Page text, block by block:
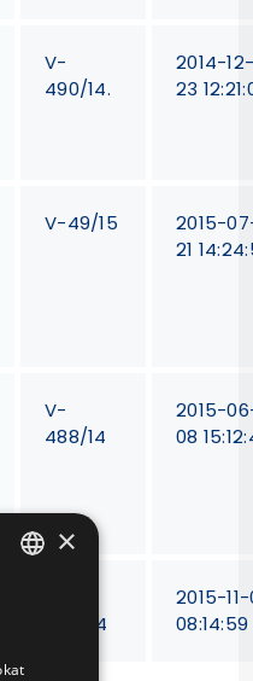
V-
490/14.
2014-
23
V-49/15
2015-
21
V-
488/14
2015-
08
484/14
2015-
08:14:59
×